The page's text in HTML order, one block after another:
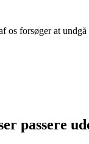
forsøger at
passere